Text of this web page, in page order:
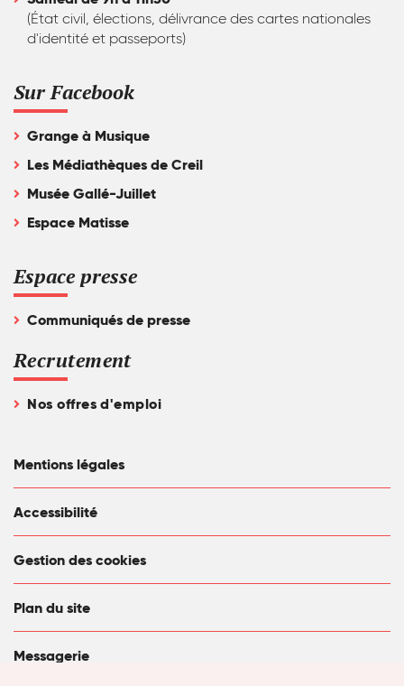
(État civil, élections, délivrance des cartes nationales
d'identité et passeports)
Sur Facebook
Grange à Musique
Les Médiathèques de Creil
Musée Gallé-Juillet
Espace Matisse
Espace presse
Communiqués de presse
Recrutement
Nos offres d'emploi
Mentions légales
Accessibilité
Gestion des cookies
Plan du site
Messagerie